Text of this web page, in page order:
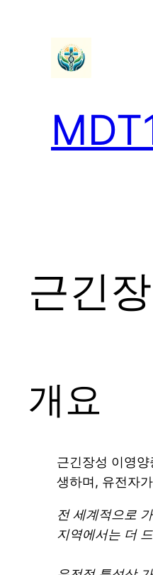
근긴
개요
근긴장성 이영
생하며, 유전자
전 세계적으로
지역에서는 더